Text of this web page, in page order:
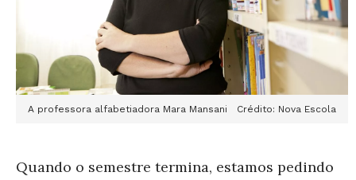
A professora alfabetiadora Mara Mansani Crédito: Nova Escola
Quando o semestre termina, estamos pedindo